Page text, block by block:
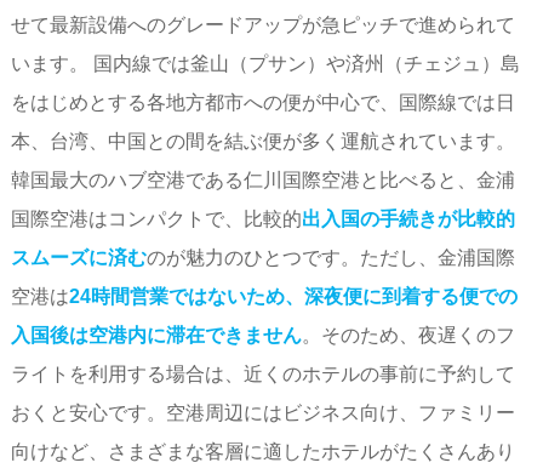
せて最新設備へのグレードアップが急ピッチで進められて
います。 国内線では釜山（プサン）や済州（チェジュ）島
をはじめとする各地方都市への便が中心で、国際線では日
本、台湾、中国との間を結ぶ便が多く運航されています。
韓国最大のハブ空港である仁川国際空港と比べると、金浦
国際空港はコンパクトで、比較的出入国の手続きが比較的
スムーズに済むのが魅力のひとつです。ただし、金浦国際
空港は24時間営業ではないため、深夜便に到着する便での
入国後は空港内に滞在できません。そのため、夜遅くのフ
ライトを利用する場合は、近くのホテルの事前に予約して
おくと安心です。空港周辺にはビジネス向け、ファミリー
向けなど、さまざまな客層に適したホテルがたくさんあり